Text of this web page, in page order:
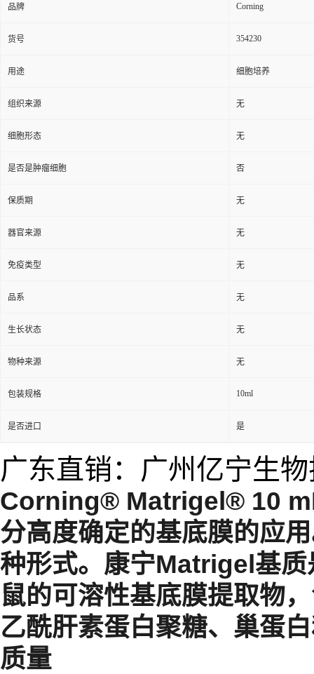
品牌 Corning
货号 354230
用途 细胞培养
组织来源 无
细胞形态 无
是否是肿瘤细胞 否
保质期 无
器官来源 无
免疫类型 无
品系 无
生长状态 无
物种来源 无
包装规格 10ml
是否进口 是
广东直销：广州亿宁生
Corning® Matrigel® 10
分高度确定的基底膜的应
种形式。康宁Matrigel基
鼠的可溶性基底膜提取物
乙酰肝素蛋白聚糖、巢蛋
质量